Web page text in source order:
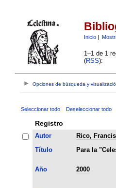
Inicio|
1–1 de 1
(RSS):
Opciones de búsqueda y
Seleccionar todo Deseleccionar todo
Registro
Autor
Rico,
Título
Para la
Año 2000